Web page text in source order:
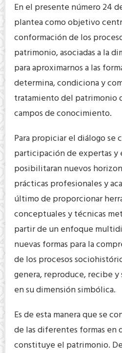
En el presente número 24
plantea como objetivo
conformación de los
patrimonio, asociadas a la
para aproximarnos a las
determina, condiciona y
tratamiento del patrimonio
campos de conocimiento.
Para propiciar el diálogo se
participación de expertas y
posibilitaran nuevos
prácticas profesionales y
último de proporcionar
conceptuales y técnicas
partir de un enfoque
nuevas formas para la
de los procesos
genera, reproduce, recibe
en su dimensión simbólica.
Es de esta manera que se
de las diferentes formas en
constituye el patrimonio.